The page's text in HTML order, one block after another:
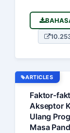
ARTICLES
Faktor-
Akseptor
Ulang
Masa